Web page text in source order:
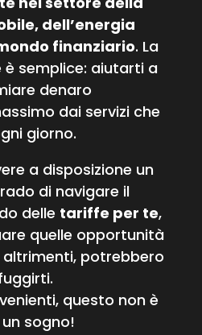
dell’energia
finanziario. La
semplice: aiutarti a
denaro
dai servizi che
giorno.
a disposizione un
di navigare il
delle tariffe per te,
quelle opportunità
altrimenti, potrebbero
questo non è
sogno!